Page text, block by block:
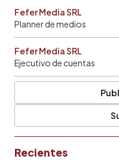
Fefer Media SRL
Planner de medios
Fefer Media SRL
Ejecutivo de cuentas
Recientes